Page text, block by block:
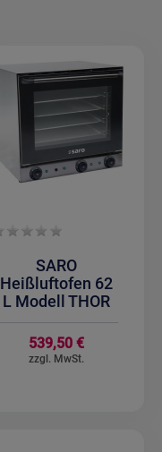
SARO
Heißluftofen 62
L Modell THOR
539,50 €